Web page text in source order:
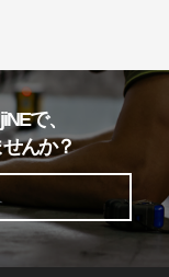
で、
んか？